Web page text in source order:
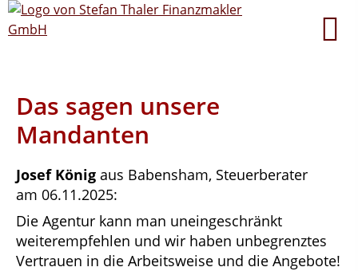
Das sagen unsere
Mandanten
Josef König aus Babensham, Steuerberater
am 06.11.2025:
Die Agentur kann man uneingeschränkt
weiterempfehlen und wir haben unbegrenztes
Vertrauen in die Arbeitsweise und die Angebote!